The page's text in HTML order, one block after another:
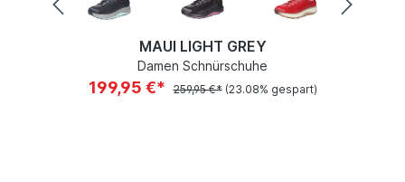
MAUI LIGHT GREY
Damen Schnürschuhe
199,95 €* 259,95 €* (23.08% gespart)